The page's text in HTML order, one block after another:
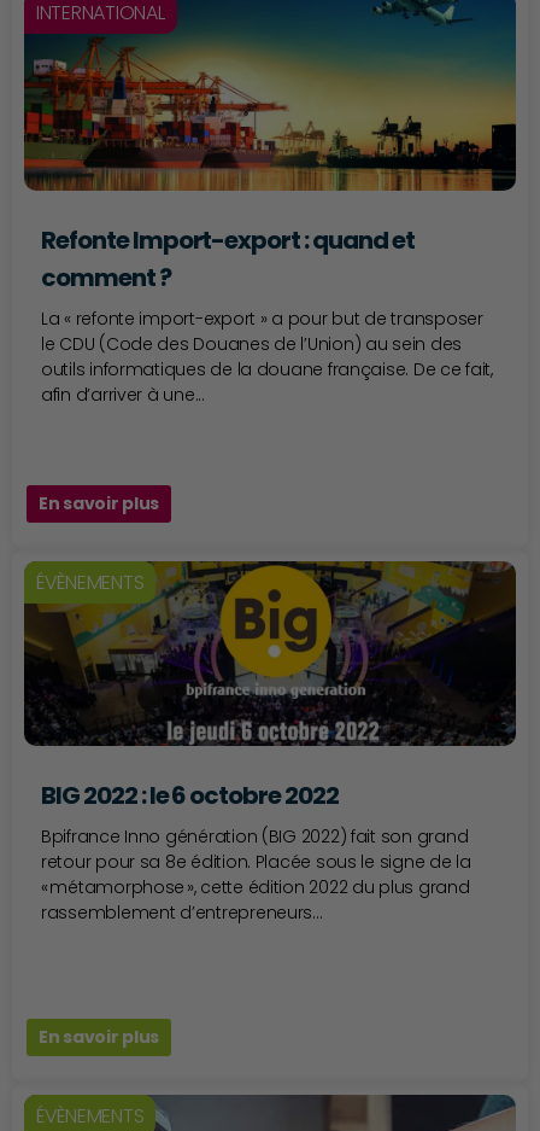
INTERNATIONAL
Refonte Import-export : quand et
comment ?
La « refonte import-export » a pour but de transposer
le CDU (Code des Douanes de l’Union) au sein des
outils informatiques de la douane française. De ce fait,
afin d’arriver à une...
En savoir plus
ÉVÈNEMENTS
BIG 2022 : le 6 octobre 2022
Bpifrance Inno génération (BIG 2022) fait son grand
retour pour sa 8e édition. Placée sous le signe de la
« métamorphose », cette édition 2022 du plus grand
rassemblement d’entrepreneurs...
En savoir plus
ÉVÈNEMENTS